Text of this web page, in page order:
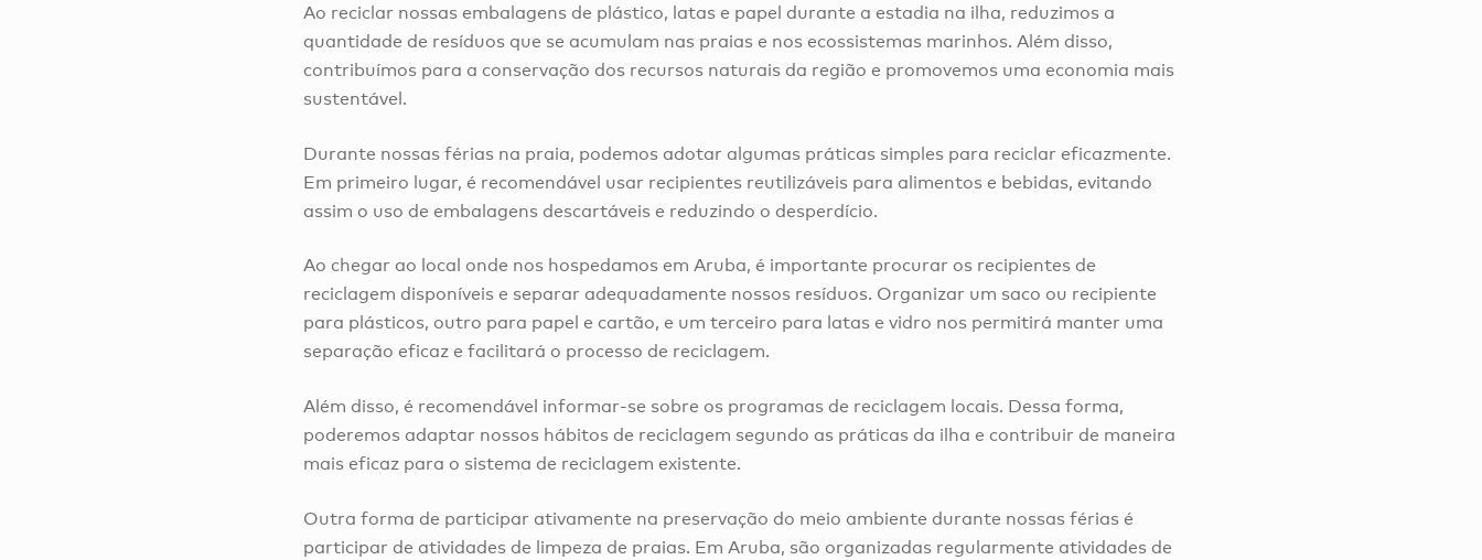
Ao reciclar nossas embalagens de plástico, latas e papel durante a estadia na ilha, reduzimos a
quantidade de resíduos que se acumulam nas praias e nos ecossistemas marinhos. Além disso,
contribuímos para a conservação dos recursos naturais da região e promovemos uma economia mais
sustentável.
Durante nossas férias na praia, podemos adotar algumas práticas simples para reciclar eficazmente.
Em primeiro lugar, é recomendável usar recipientes reutilizáveis para alimentos e bebidas, evitando
assim o uso de embalagens descartáveis e reduzindo o desperdício.
Ao chegar ao local onde nos hospedamos em Aruba, é importante procurar os recipientes de
reciclagem disponíveis e separar adequadamente nossos resíduos. Organizar um saco ou recipiente
para plásticos, outro para papel e cartão, e um terceiro para latas e vidro nos permitirá manter uma
separação eficaz e facilitará o processo de reciclagem.
Além disso, é recomendável informar-se sobre os programas de reciclagem locais. Dessa forma,
poderemos adaptar nossos hábitos de reciclagem segundo as práticas da ilha e contribuir de maneira
mais eficaz para o sistema de reciclagem existente.
Outra forma de participar ativamente na preservação do meio ambiente durante nossas férias é
participar de atividades de limpeza de praias. Em Aruba, são organizadas regularmente atividades de